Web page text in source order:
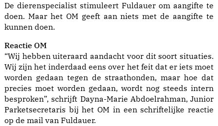
De dierenspecialist stimuleert Fuldauer om aangifte te
doen. Maar het OM geeft aan niets met de aangifte te
kunnen doen.
Reactie OM
“Wij hebben uiteraard aandacht voor dit soort situaties.
Wij zijn het inderdaad eens over het feit dat er iets moet
worden gedaan tegen de straathonden, maar hoe dat
precies moet worden gedaan, wordt nog steeds intern
besproken”, schrijft Dayna-Marie Abdoelrahman, Junior
Parketsecretaris bij het OM in een schriftelijke reactie
op de mail van Fuldauer.